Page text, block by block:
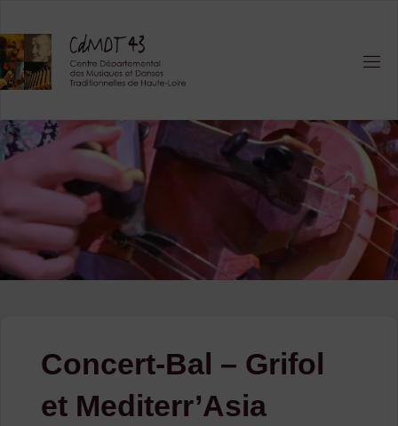
content
Concert-Bal – Grifol
et Mediterr’Asia